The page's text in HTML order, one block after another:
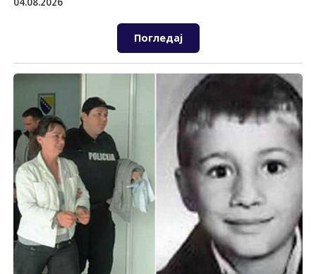
Погледај